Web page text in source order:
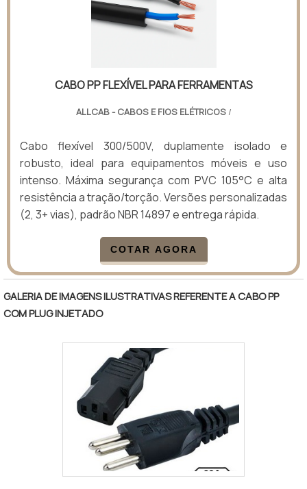
CABO PP FLEXÍVEL PARA FERRAMENTAS
ALLCAB - CABOS E FIOS ELÉTRICOS/
Cabo flexível 300/500V, duplamente isolado e
robusto, ideal para equipamentos móveis e uso
intenso. Máxima segurança com PVC 105°C e alta
resistência a tração/torção. Versões personalizadas
(2, 3+ vias), padrão NBR 14897 e entrega rápida.
COTAR AGORA
GALERIA DE IMAGENS ILUSTRATIVAS REFERENTE A CABO PP
COM PLUG INJETADO